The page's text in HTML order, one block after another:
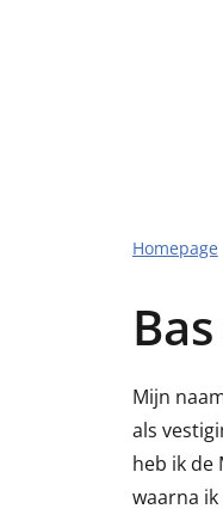
Homepage
Mijn
als
heb ik de
waarna